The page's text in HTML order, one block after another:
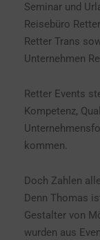
Seminar und
Reisebüro
Retter Trans
Unternehmen
Retter Events
Kompetenz,
kommen.
Doch Zahlen
Denn Thomas
Gestalter von
wurden aus